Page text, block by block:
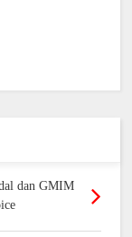
dan GMIM